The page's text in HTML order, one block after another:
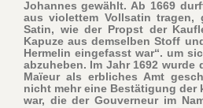
Johannes gewählt. Ab 1669
aus violettem Vollsatin tragen,
Satin, wie der Propst der
Kapuze aus demselben Stoff
Hermelin eingefasst war“. um
abzuheben. Im Jahr 1692
Maïeur als erbliches Amt
nicht mehr eine Bestätigung
war, die der Gouverneur im